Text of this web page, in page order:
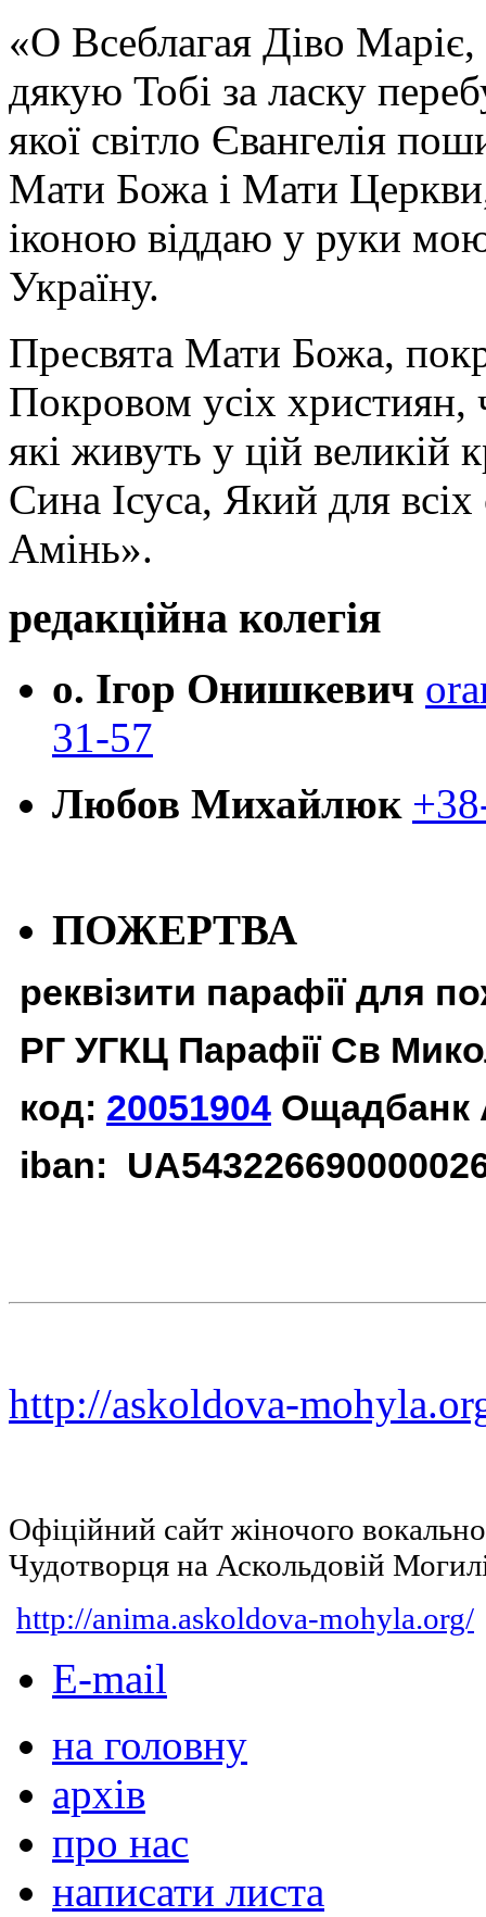
«О Всеблагая Діво
дякую Тобі за ласку
якої світло Євангелія
Мати Божа і Мати
іконою віддаю у руки
Україну.
Пресвята Мати Божа,
Покровом усіх християн,
які живуть у цій великій
Сина Ісуса, Який для
Амінь».
редакційна колегія
о. Ігор Онишкевич
31-57
Любов Михайлюк
ПОЖЕРТВА
реквізити парафії для
РГ УГКЦ Парафії Св
код: 20051904 Ощадбанк
iban:
http://askoldova-
Офіційний сайт жіночого
Чудотворця на Аскольдовій
http://anima.askoldova-mohyla.org/
E-mail
на головну
архів
про нас
написати листа